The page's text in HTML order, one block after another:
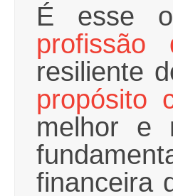
É esse
profissão
resiliente
propósito
melhor e
financeira